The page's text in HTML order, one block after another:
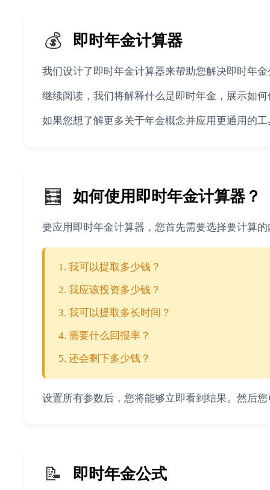
💰 即时年金计算器
我们设计了即时年金计算器来帮助您解决即时年
继续阅读，我们将解释什么是即时年金，展示如
如果您想了解更多关于年金概念并应用更通用的
🧮 如何使用即时年金计算器？
要应用即时年金计算器，您首先需要选择要计算
我可以提取多少钱？
我应该投资多少钱？
我可以提取多长时间？
需要什么回报率？
还会剩下多少钱？
设置所有参数后，您将能够立即看到结果。然后
📝 即时年金公式